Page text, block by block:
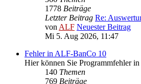
1778 Beiträge
Letzter Beitrag Re:
vonALF Neuester Beitrag
Mi 5. Aug 2026, 11:47
Fehler in ALF-BanCo 10
Hier können Sie Programmfehler
140 Themen
769 Beiträge